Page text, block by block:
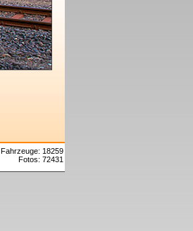
Fahrzeuge: 18259
Fotos: 72431